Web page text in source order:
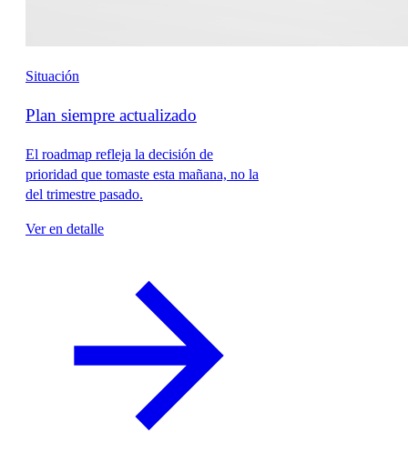
Situación
Plan siempre actualizado
El roadmap refleja la decisión de
prioridad que tomaste esta mañana, no la
del trimestre pasado.
Ver en detalle